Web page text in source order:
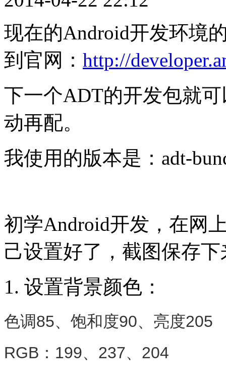
现在的Android开发环境
到官网： http://
下一个ADT的开发包就
动再配。
我使用的版本是：adt-
初学Android开发，在网
己设置好了，截图保存
1. 设置背景颜色：
色调85、饱和度90、亮度205
RGB：199、237、204